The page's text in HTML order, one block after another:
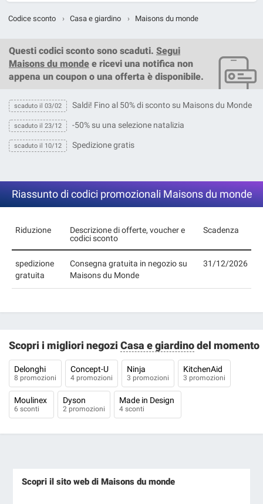
Codice sconto › Casa e giardino › Maisons du monde
Questi codici sconto sono scaduti. Segui
Maisons du monde e ricevi una notifica non
appena un coupon o una offerta è disponibile.
scaduto il 03/02 Saldi! Fino al 50% di sconto su Maisons du Monde
scaduto il 23/12 -50% su una selezione natalizia
scaduto il 10/12 Spedizione gratis
Riassunto di codici promozionali Maisons du monde
Riduzione
Descrizione di offerte, voucher e
codici sconto
Scadenza
spedizione
gratuita
Consegna gratuita in negozio su
Maisons du Monde
31/12/2026
Scopri i migliori negozi Casa e giardinodel momento
Delonghi
8 promozioni
Concept-U
4 promozioni
Ninja
3 promozioni
KitchenAid
3 promozioni
Moulinex
6 sconti
Dyson
2 promozioni
Made in Design
4 sconti
Scopri il sito web di Maisons du monde